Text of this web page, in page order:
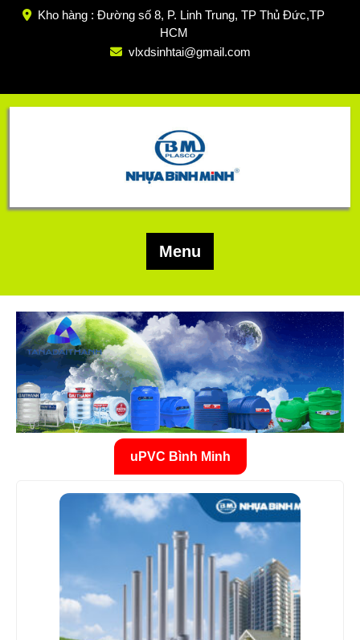
Skip
Kho hàng : Đường số 8, P. Linh Trung, TP Thủ Đức,TP
HCM
vlxdsinhtai@gmail.com
Menu
uPVC Bình Minh